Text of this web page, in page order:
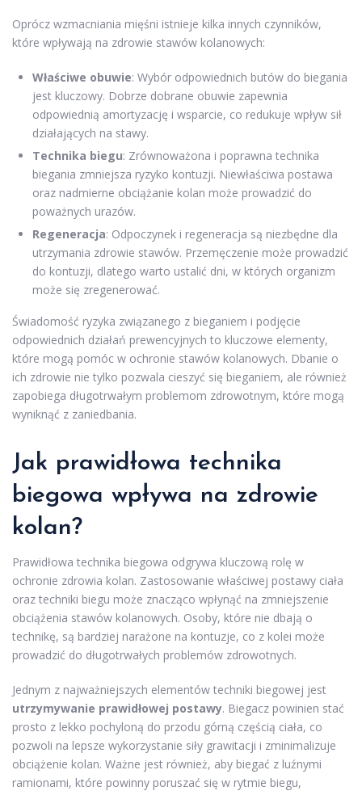
Oprócz wzmacniania mięśni istnieje kilka innych czynników,
które wpływają na zdrowie stawów kolanowych:
Właściwe obuwie: Wybór odpowiednich butów do biegania
jest kluczowy. Dobrze dobrane obuwie zapewnia
odpowiednią amortyzację i wsparcie, co redukuje wpływ sił
działających na stawy.
Technika biegu: Zrównoważona i poprawna technika
biegania zmniejsza ryzyko kontuzji. Niewłaściwa postawa
oraz nadmierne obciążanie kolan może prowadzić do
poważnych urazów.
Regeneracja: Odpoczynek i regeneracja są niezbędne dla
utrzymania zdrowie stawów. Przemęczenie może prowadzić
do kontuzji, dlatego warto ustalić dni, w których organizm
może się zregenerować.
Świadomość ryzyka związanego z bieganiem i podjęcie
odpowiednich działań prewencyjnych to kluczowe elementy,
które mogą pomóc w ochronie stawów kolanowych. Dbanie o
ich zdrowie nie tylko pozwala cieszyć się bieganiem, ale również
zapobiega długotrwałym problemom zdrowotnym, które mogą
wyniknąć z zaniedbania.
Jak prawidłowa technika
biegowa wpływa na zdrowie
kolan?
Prawidłowa technika biegowa odgrywa kluczową rolę w
ochronie zdrowia kolan. Zastosowanie właściwej postawy ciała
oraz techniki biegu może znacząco wpłynąć na zmniejszenie
obciążenia stawów kolanowych. Osoby, które nie dbają o
technikę, są bardziej narażone na kontuzje, co z kolei może
prowadzić do długotrwałych problemów zdrowotnych.
Jednym z najważniejszych elementów techniki biegowej jest
utrzymywanie prawidłowej postawy. Biegacz powinien stać
prosto z lekko pochyloną do przodu górną częścią ciała, co
pozwoli na lepsze wykorzystanie siły grawitacji i zminimalizuje
obciążenie kolan. Ważne jest również, aby biegać z luźnymi
ramionami, które powinny poruszać się w rytmie biegu,